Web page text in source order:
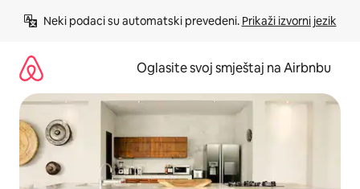
Neki podaci su automatski prevedeni. Prikaži izvorni jezik
Oglasite svoj smještaj na Airbnbu